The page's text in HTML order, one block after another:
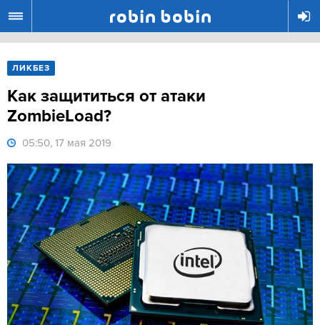
ЛИКБЕЗ
Как защититься от атаки
ZombieLoad?
05:50, 17 мая 2019